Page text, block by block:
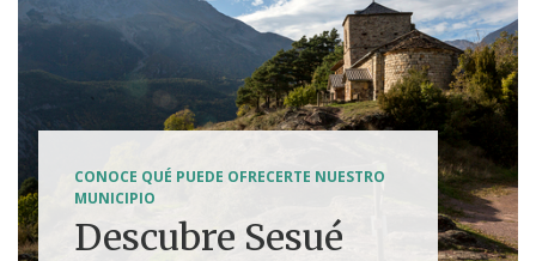
CONOCE QUÉ PUEDE OFRECERTE NUESTRO
MUNICIPIO
Descubre Sesué
Tierra de
aventuras